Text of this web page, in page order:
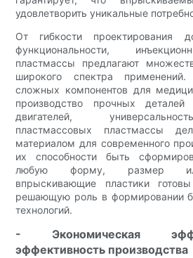
удовлетворить уникальные
От гибкости проектирования
функциональности,
пластмассы предлагают
широкого спектра
сложных компонентов для
производство прочных
двигателей,
пластмассовых пластмассы
материалом для современного
их способности быть
любую форму, размер
впрыскивающие пластики
решающую роль в формировании
технологий.
- Экономическая
эффективность производства